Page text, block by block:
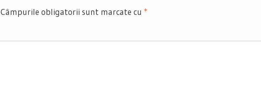
Câmpurile obligatorii sunt marcate cu *